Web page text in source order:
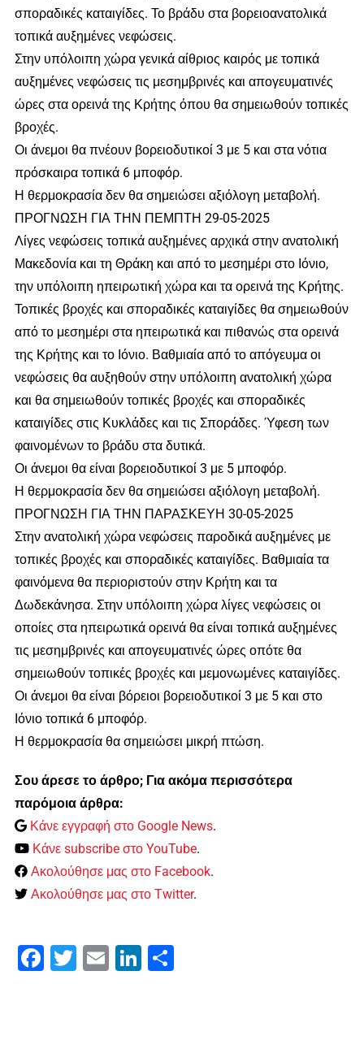
σποραδικές καταιγίδες. Το βράδυ στα βορειοανατολικά
τοπικά αυξημένες νεφώσεις.
Στην υπόλοιπη χώρα γενικά αίθριος καιρός με τοπικά
αυξημένες νεφώσεις τις μεσημβρινές και απογευματινές
ώρες στα ορεινά της Κρήτης όπου θα σημειωθούν τοπικές
βροχές.
Οι άνεμοι θα πνέουν βορειοδυτικοί 3 με 5 και στα νότια
πρόσκαιρα τοπικά 6 μποφόρ.
Η θερμοκρασία δεν θα σημειώσει αξιόλογη μεταβολή.
ΠΡΟΓΝΩΣΗ ΓΙΑ ΤΗΝ ΠΕΜΠΤΗ 29-05-2025
Λίγες νεφώσεις τοπικά αυξημένες αρχικά στην ανατολική
Μακεδονία και τη Θράκη και από το μεσημέρι στο Ιόνιο,
την υπόλοιπη ηπειρωτική χώρα και τα ορεινά της Κρήτης.
Τοπικές βροχές και σποραδικές καταιγίδες θα σημειωθούν
από το μεσημέρι στα ηπειρωτικά και πιθανώς στα ορεινά
της Κρήτης και το Ιόνιο. Βαθμιαία από το απόγευμα οι
νεφώσεις θα αυξηθούν στην υπόλοιπη ανατολική χώρα
και θα σημειωθούν τοπικές βροχές και σποραδικές
καταιγίδες στις Κυκλάδες και τις Σποράδες. Ύφεση των
φαινομένων το βράδυ στα δυτικά.
Οι άνεμοι θα είναι βορειοδυτικοί 3 με 5 μποφόρ.
Η θερμοκρασία δεν θα σημειώσει αξιόλογη μεταβολή.
ΠΡΟΓΝΩΣΗ ΓΙΑ ΤΗΝ ΠΑΡΑΣΚΕΥΗ 30-05-2025
Στην ανατολική χώρα νεφώσεις παροδικά αυξημένες με
τοπικές βροχές και σποραδικές καταιγίδες. Βαθμιαία τα
φαινόμενα θα περιοριστούν στην Κρήτη και τα
Δωδεκάνησα. Στην υπόλοιπη χώρα λίγες νεφώσεις οι
οποίες στα ηπειρωτικά ορεινά θα είναι τοπικά αυξημένες
τις μεσημβρινές και απογευματινές ώρες οπότε θα
σημειωθούν τοπικές βροχές και μεμονωμένες καταιγίδες.
Οι άνεμοι θα είναι βόρειοι βορειοδυτικοί 3 με 5 και στο
Ιόνιο τοπικά 6 μποφόρ.
Η θερμοκρασία θα σημειώσει μικρή πτώση.
Σου άρεσε το άρθρο; Για ακόμα περισσότερα
παρόμοια άρθρα:
Κάνε εγγραφή στο Google News.
Κάνε subscribe στο YouTube.
Ακολούθησε μας στο Facebook.
Ακολούθησε μας στο Twitter.
Facebook
Twitter Email LinkedIn